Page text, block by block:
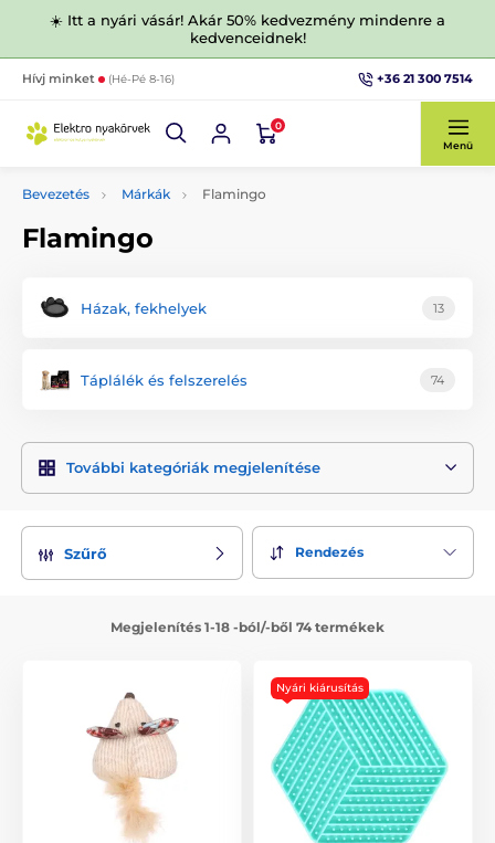
☀️ Itt a nyári vásár! Akár 50% kedvezmény mindenre a
kedvenceidnek!
Hívj minket (Hé-Pé 8-16) +36 21 300 7514
0
Menü
Bevezetés Márkák Flamingo
Flamingo
Házak, fekhelyek 13
Táplálék és felszerelés 74
További kategóriák megjelenítése
Szűrő Rendezés
Megjelenítés 1-18 -ból/-ből 74 termékek
Nyári kiárusítás